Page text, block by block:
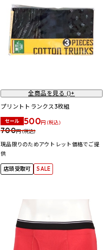
全商品を見る ()+
プリントトランクス3枚組
セール 500円 (税込)
700円 (税込)
現品限りのためアウトレット価格でご提
供
店頭受取可 SALE